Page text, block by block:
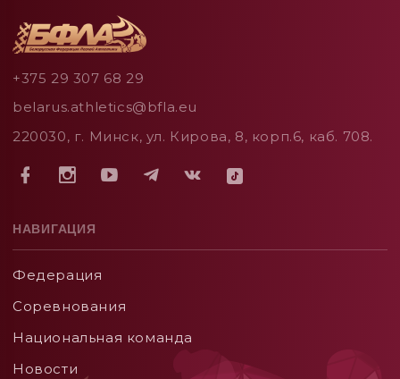
+375 29 307 68 29
belarus.athletics@bfla.eu
220030, г. Минск, ул. Кирова, 8, корп.6, каб. 708.
НАВИГАЦИЯ
Федерация
Соревнования
Национальная команда
Новости